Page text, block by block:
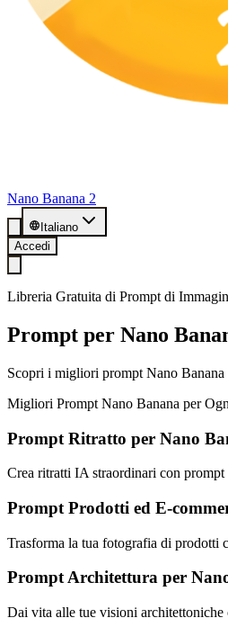
Nano Banana 2
Italiano
Accedi
Libreria Gratuita di Prompt di
Prompt per Nano
Scopri i migliori prompt Nano
Migliori Prompt Nano Banana per
Prompt Ritratto per Nano
Crea ritratti IA straordinari con
Prompt Prodotti ed E-
Trasforma la tua fotografia di prodotti
Prompt Architettura per
Dai vita alle tue visioni